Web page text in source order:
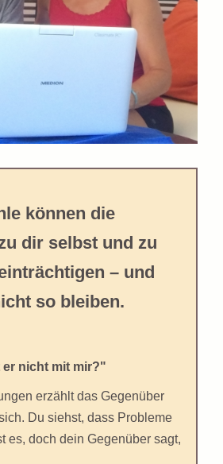
können die
dir selbst und zu
– und
so bleiben.
nicht mit mir?"
erzählt das Gegenüber
Du siehst, dass Probleme
es, doch dein Gegenüber sagt,